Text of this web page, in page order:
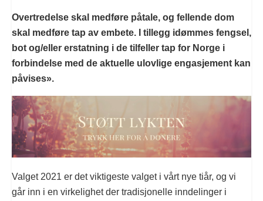
Overtredelse skal medføre påtale, og fellende dom
skal medføre tap av embete. I tillegg idømmes fengsel,
bot og/eller erstatning i de tilfeller tap for Norge i
forbindelse med de aktuelle ulovlige engasjement kan
påvises».
Valget 2021 er det viktigeste valget i vårt nye tiår, og vi
går inn i en virkelighet der tradisjonelle inndelinger i